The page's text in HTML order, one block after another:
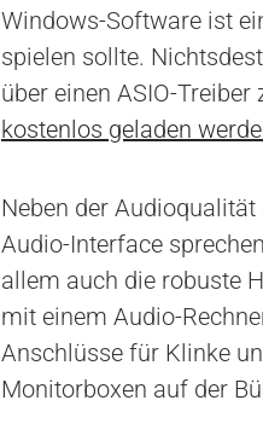
Windows-Software ist
spielen sollte.
über einen ASIO-
kostenlos geladen
Neben der
Audio-Interface
allem auch die robuste
mit einem Audio-
Anschlüsse für Klinke
Monitorboxen auf der